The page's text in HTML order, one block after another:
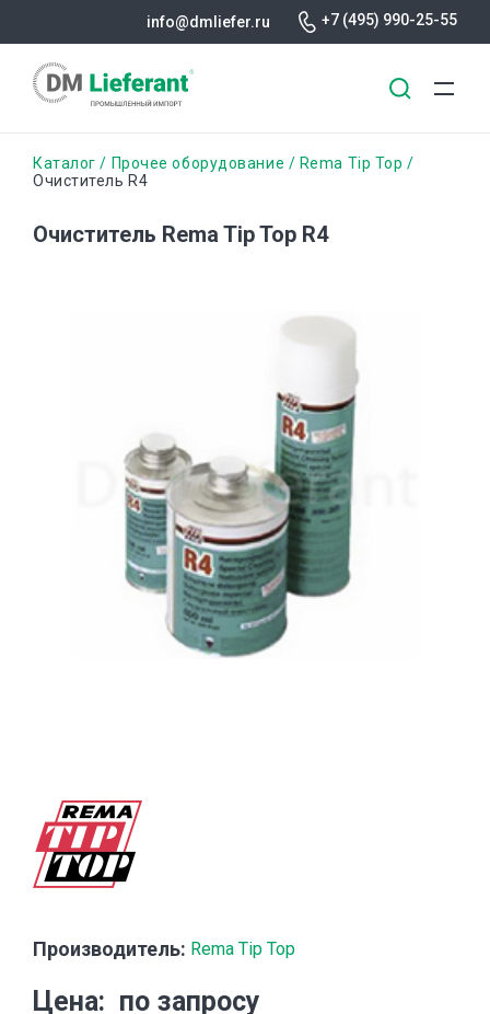
содержанию
info@dmliefer.ru +7 (495) 990-25-55
Строка
Каталог Прочее оборудование
Rema Tip Top
Очиститель R4
Очиститель Rema Tip Top R4
Производитель: Rema Tip Top
Цена по запросу